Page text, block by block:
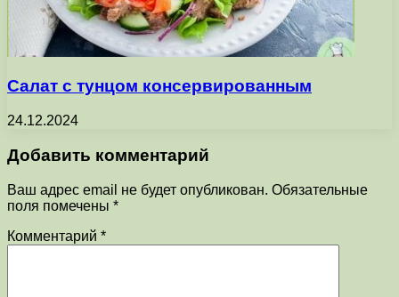
Салат с тунцом консервированным
24.12.2024
Добавить комментарий
Ваш адрес email не будет опубликован. Обязательные
поля помечены *
Комментарий *